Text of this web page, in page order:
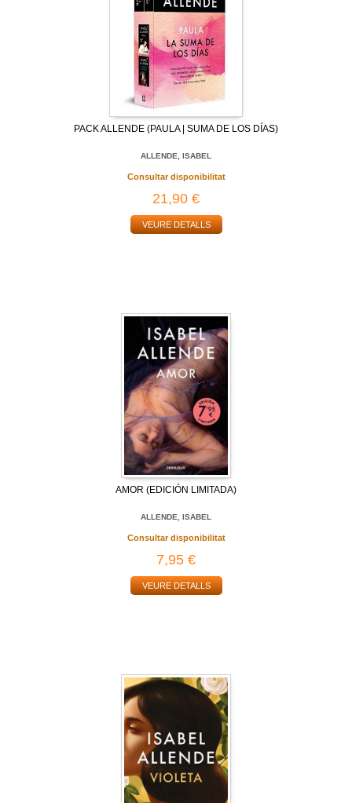
PACK ALLENDE (PAULA | SUMA DE LOS DÍAS)
ALLENDE, ISABEL
Consultar disponibilitat
21,90 €
VEURE DETALLS
AMOR (EDICIÓN LIMITADA)
ALLENDE, ISABEL
Consultar disponibilitat
7,95 €
VEURE DETALLS